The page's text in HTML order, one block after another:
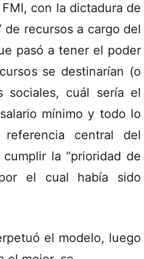
con la dictadura de
de recursos a cargo del
pasó a tener el poder
se destinarían (o
sociales, cuál sería el
mínimo y todo lo
central del
la “prioridad de
el cual había sido
el modelo, luego